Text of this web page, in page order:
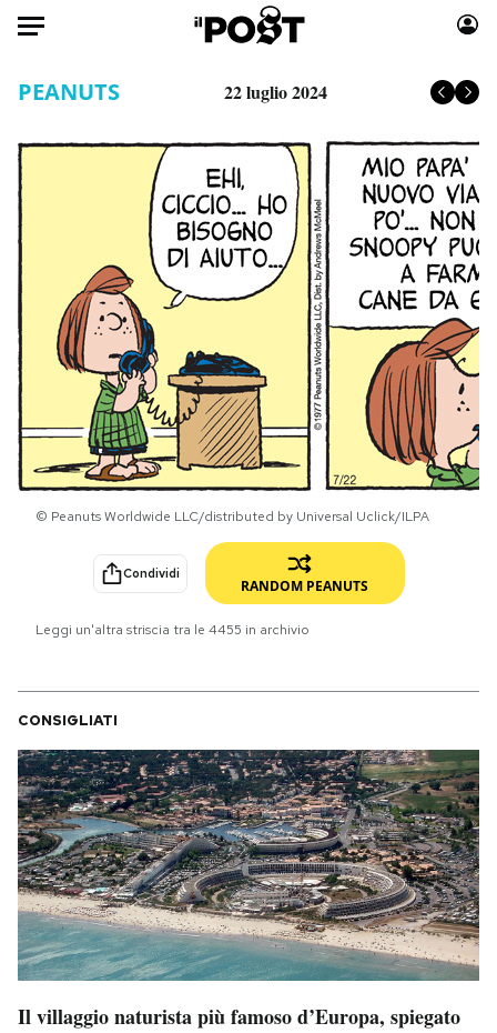
Tecnologia
Internet
Scienza
Cultura
Economia
Sport
Moda
Libri
Consumismi
Storie/Idee
Ok Boomer!
Media
Europa
Altrecose
Mondiali calcio 2026
I MIEI PREFERITI
SHOP
CALENDARIO
AREA PERSONALE
Area Personale
Newsletter
Notifiche mobile
PEANUTS 22 luglio 2024
© Peanuts Worldwide LLC/distributed by Universal Uclick/ILPA
Condividi
RANDOM PEANUTS
Leggi un'altra striscia tra le 4455 in archivio
CONSIGLIATI
Il villaggio naturista più famoso d’Europa, spiegato